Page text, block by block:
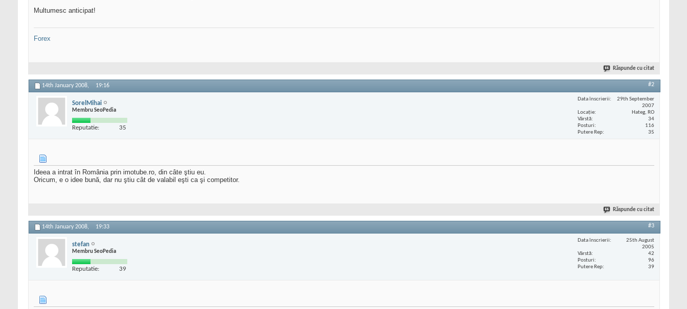
Multumesc anticipat!
Forex
Răspunde cu citat
14th January 2008, 19:16 #2
SorelMihai
Membru SeoPedia
Reputatie: 35
Data înscrierii
29th September
2007
Locaţie
Hateg, RO
Vârstă
34
Posturi
116
Putere Rep
35
Ideea a intrat în România prin imotube.ro, din câte ştiu eu.
Oricum, e o idee bună, dar nu ştiu cât de valabil eşti ca şi competitor.
Răspunde cu citat
14th January 2008, 19:33 #3
stefan
Membru SeoPedia
Reputatie: 39
Data înscrierii
25th August
2005
Vârstă
42
Posturi
96
Putere Rep
39